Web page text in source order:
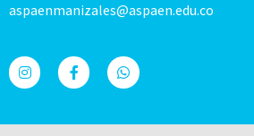
aspaenmanizales@aspaen.edu.co